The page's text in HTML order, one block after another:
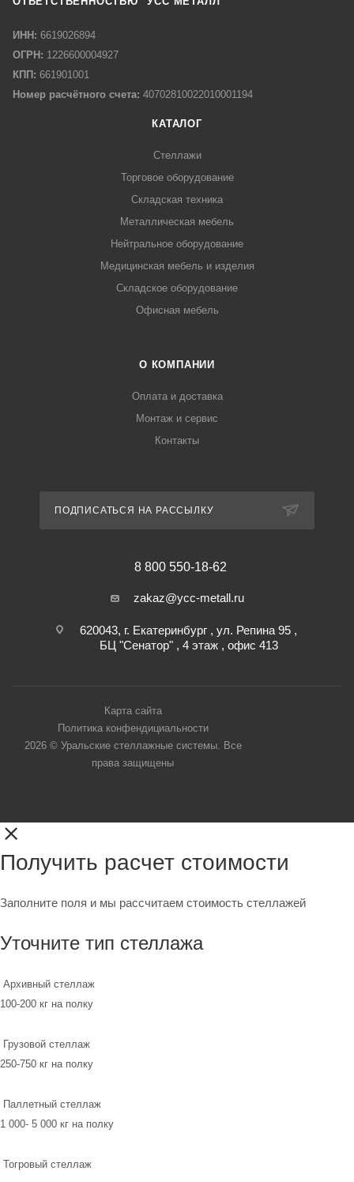
ИНН: 6619026894
ОГРН: 1226600004927
КПП: 661901001
Номер расчётного счета: 40702810022010001194
КАТАЛОГ
Стеллажи
Торговое оборудование
Складская техника
Металлическая мебель
Нейтральное оборудование
Медицинская мебель и изделия
Складское оборудование
Офисная мебель
О КОМПАНИИ
Оплата и доставка
Монтаж и сервис
Контакты
ПОДПИСАТЬСЯ НА РАССЫЛКУ
8 800 550-18-62
zakaz@ycc-metall.ru
620043, г. Екатеринбург , ул. Репина 95 ,
БЦ "Сенатор" , 4 этаж , офис 413
Карта сайта
Политика конфендициальности
2026 © Уральские стеллажные системы. Все
права защищены
Получить расчет стоимости
Заполните поля и мы рассчитаем стоимость стеллажей
Уточните тип стеллажа
Архивный стеллаж
100-200 кг на полку
Грузовой стеллаж
250-750 кг на полку
Паллетный стеллаж
1 000- 5 000 кг на полку
Тогровый стеллаж